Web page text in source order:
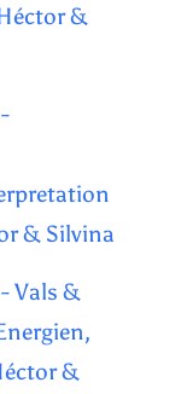
&
& Silvina
Vals &
&